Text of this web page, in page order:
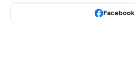
Facebook